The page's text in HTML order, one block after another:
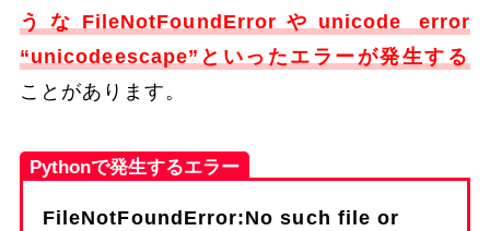
うなFileNotFoundErrorやunicode error
“unicodeescape”といったエラーが発生する
ことがあります。
Pythonで発生するエラー
FileNotFoundError:No such file or